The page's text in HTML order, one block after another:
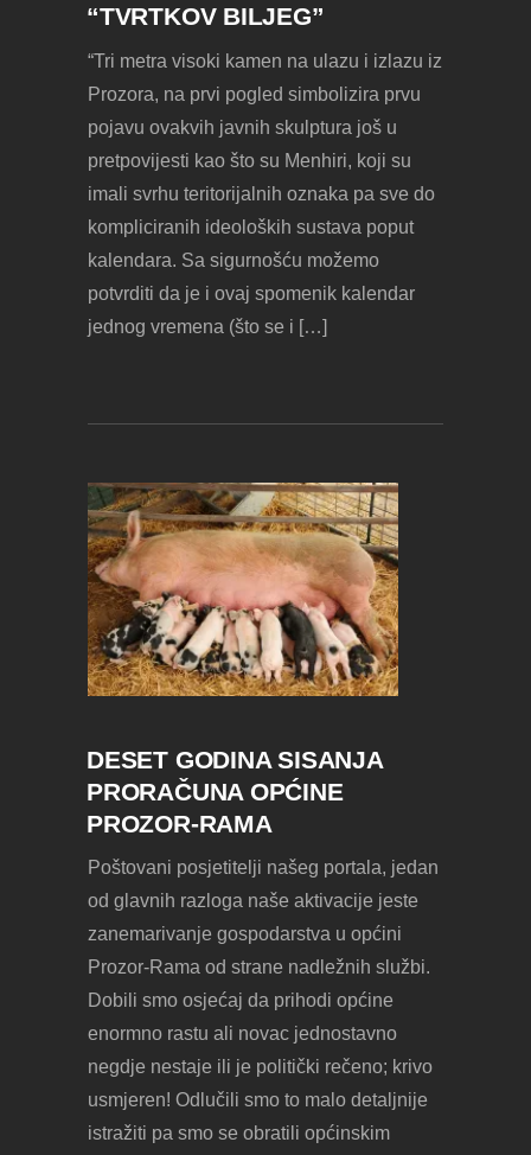
“TVRTKOV BILJEG”
“Tri metra visoki kamen na ulazu i izlazu iz
Prozora, na prvi pogled simbolizira prvu
pojavu ovakvih javnih skulptura još u
pretpovijesti kao što su Menhiri, koji su
imali svrhu teritorijalnih oznaka pa sve do
kompliciranih ideoloških sustava poput
kalendara. Sa sigurnošću možemo
potvrditi da je i ovaj spomenik kalendar
jednog vremena (što se i […]
DESET GODINA SISANJA
PRORAČUNA OPĆINE
PROZOR-RAMA
Poštovani posjetitelji našeg portala, jedan
od glavnih razloga naše aktivacije jeste
zanemarivanje gospodarstva u općini
Prozor-Rama od strane nadležnih službi.
Dobili smo osjećaj da prihodi općine
enormno rastu ali novac jednostavno
negdje nestaje ili je politički rečeno; krivo
usmjeren! Odlučili smo to malo detaljnije
istražiti pa smo se obratili općinskim